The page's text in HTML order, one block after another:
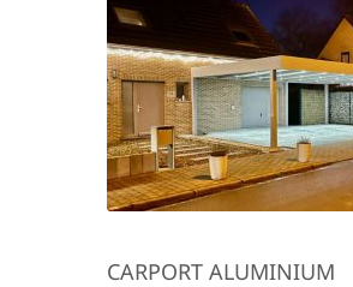
CARPORT ALUMINIUM